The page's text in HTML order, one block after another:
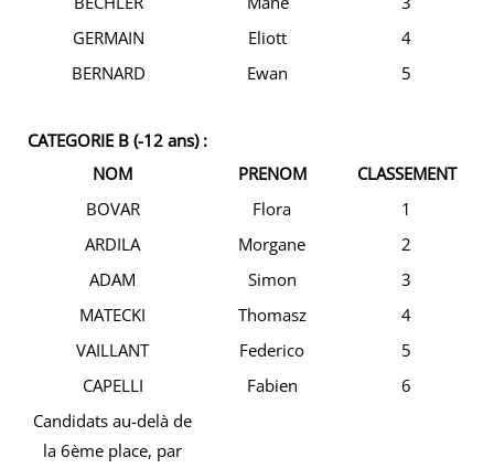
GERMAIN
Eliott
4
BERNARD
Ewan 5
CATEGORIE B (-12 ans) :
NOM
PRENOM
CLASSEMENT
BOVAR
Flora
1
ARDILA
Morgane
2
ADAM
Simon
3
MATECKI
Thomasz
4
VAILLANT
Federico
5
CAPELLI
Fabien
6
Candidats au-delà de
la 6ème place, par